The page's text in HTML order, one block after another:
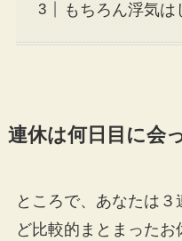
もちろん浮気
連休は何日目に会
ところで、あなたは
ど比較的まとまった